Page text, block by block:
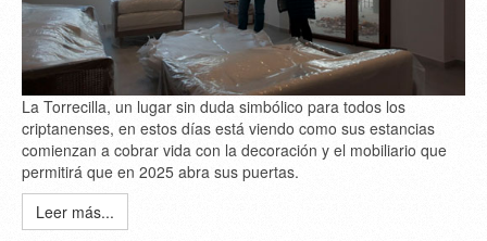
La Torrecilla, un lugar sin duda simbólico para todos los
criptanenses, en estos días está viendo como sus estancias
comienzan a cobrar vida con la decoración y el mobiliario que
permitirá que en 2025 abra sus puertas.
Leer más...